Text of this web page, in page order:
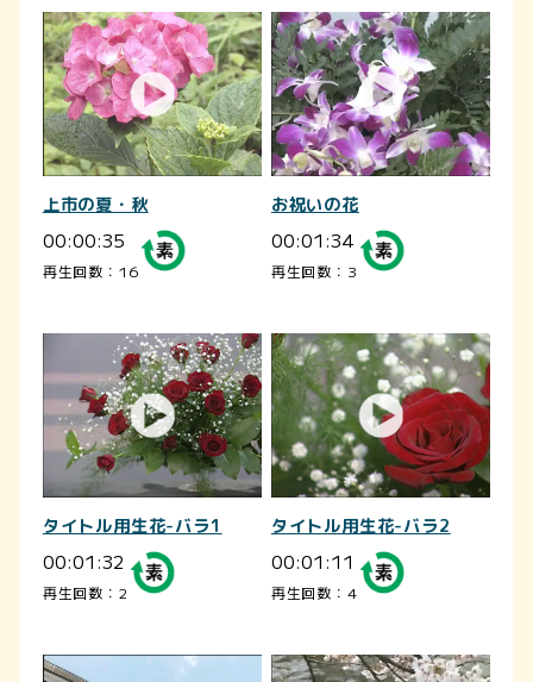
上市の夏・秋
00:00:35
再生回数：16
お祝いの花
00:01:34
再生回数：3
タイトル用生花-バラ1
00:01:32
再生回数：2
タイトル用生花-バラ2
00:01:11
再生回数：4